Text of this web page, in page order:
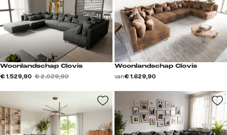
Woonlandschap Clovis
€ 1.529,90 € 2.029,90
Woonlandschap Clovis
van€ 1.629,90